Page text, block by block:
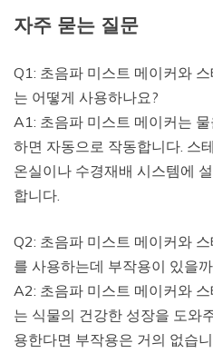
자주 묻는 질문
Q1: 초음파 미스트 메이커와
는 어떻게 사용하나요?
A1: 초음파 미스트 메이커는
하면 자동으로 작동합니다. 스
온실이나 수경재배 시스템에
합니다.
Q2: 초음파 미스트 메이커와
를 사용하는데 부작용이 있을
A2: 초음파 미스트 메이커와
는 식물의 건강한 성장을 도와
용한다면 부작용은 거의 없습니